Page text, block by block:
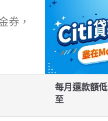
券，
每月還款額低
至